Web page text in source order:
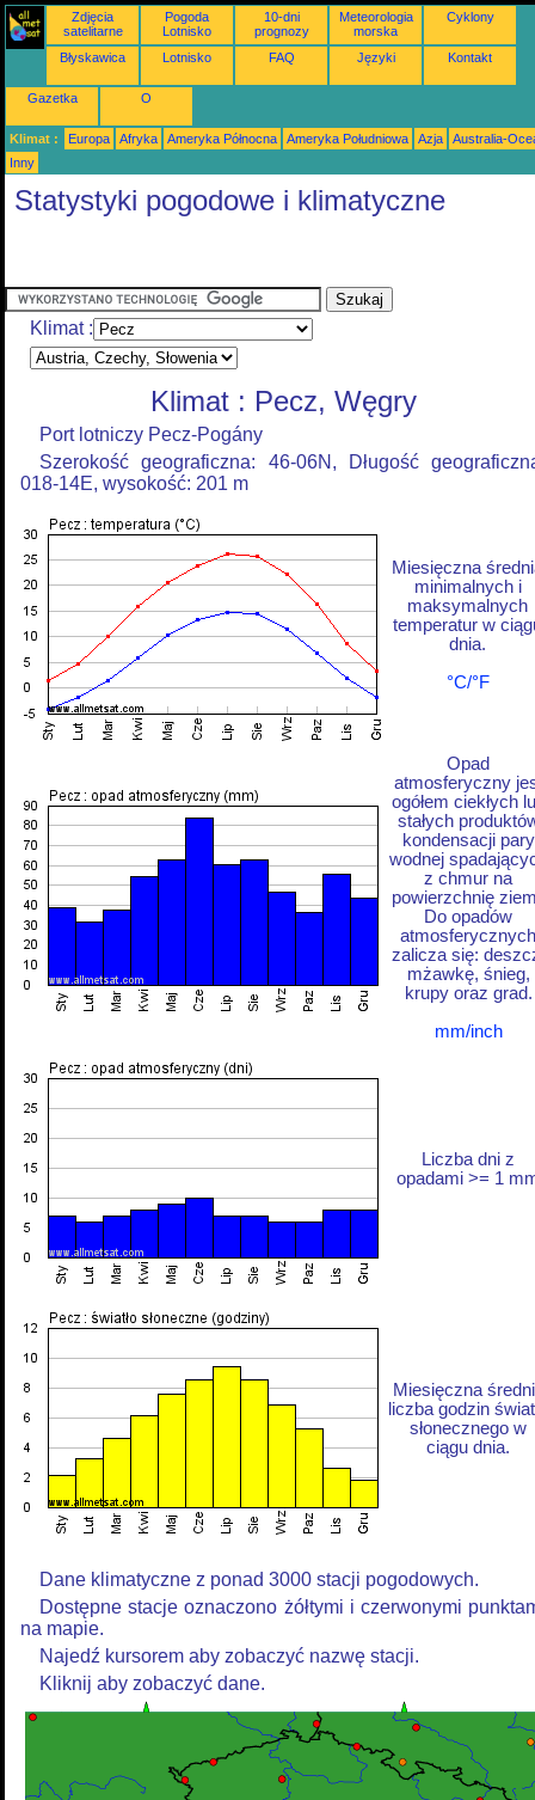
Zdjęcia
satelitarne
Pogoda
Lotnisko
10-dni
prognozy
Meteorologia
morska
Cyklony
Błyskawica Lotnisko FAQ Języki Kontakt
Gazetka O
Klimat : Europa Afryka Ameryka Północna Ameryka Południowa Azja
Australia-
Inny
Statystyki pogodowe i klimatyczne
Klimat :
Klimat : Pecz, Węgry
Port lotniczy Pecz-Pogány
Szerokość geograficzna: 46-06N, Długość
018-14E, wysokość: 201 m
Miesięczna
minimalnych i
maksymalnych
temperatur w
dnia.
°C/°F
Opad
atmosferyczny
ogółem ciekłych
stałych
kondensacji pary
wodnej
z chmur na
powierzchnię
Do opadów
atmosferycznych
zalicza się:
mżawkę, śnieg,
krupy oraz grad.
mm/inch
Liczba dni z
opadami >= 1
Miesięczna
liczba godzin
słonecznego w
ciągu dnia.
Dane klimatyczne z ponad 3000 stacji pogodowych.
Dostępne stacje oznaczono żółtymi i czerwonymi
na mapie.
Najedź kursorem aby zobaczyć nazwę stacji.
Kliknij aby zobaczyć dane.